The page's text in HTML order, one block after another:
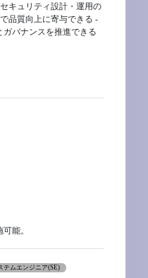
キュリティ設計・運用の
品質向上に寄与できる -
バナンスを推進できる
能。
テムエンジニア(SE)